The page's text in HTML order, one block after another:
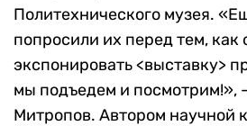
Политехнического музея.
попросили их перед тем, как
экспонировать <выставку>
мы подъедем и посмотрим!»,
Митропов. Автором научной